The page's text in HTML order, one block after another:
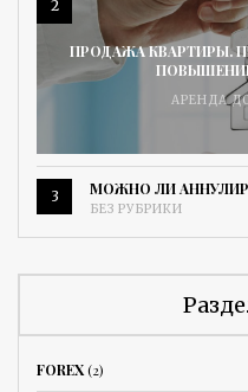
2
ПРОДАЖА КВАРТИРЫ.
АРЕНДА
3 МОЖНО ЛИ
БЕЗ РУБРИКИ
FOREX(2)